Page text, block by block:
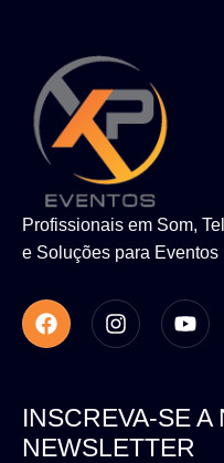
Profissionais em Som,
e Soluções para Eventos
INSCREVA-SE A
NEWSLETTER